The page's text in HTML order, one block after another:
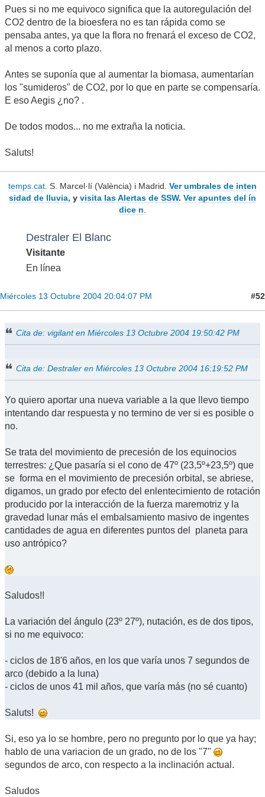
Pues si no me equivoco significa que la autoregulación del
CO2 dentro de la bioesfera no es tan rápida como se
pensaba antes, ya que la flora no frenará el exceso de CO2,
al menos a corto plazo.
Antes se suponía que al aumentar la biomasa, aumentarían
los "sumideros" de CO2, por lo que en parte se compensaría.
E eso Aegis ¿no? .
De todos modos... no me extraña la noticia.
Saluts!
temps.cat . S. Marcel·lí (València) i Madrid. Ver umbrales de inten
sidad de lluvia, y visita las Alertas de SSW. Ver apuntes del ín
dice n
Destraler El Blanc
Visitante
En línea
Miércoles 13 Octubre 2004 20:04:07 PM #52
Cita de: vigilant en Miércoles 13 Octubre 2004 19:50:42 PM
Cita de: Destraler en Miércoles 13 Octubre 2004 16:19:52 PM
Yo quiero aportar una nueva variable a la que llevo tiempo
intentando dar respuesta y no termino de ver si es posible o
no.
Se trata del movimiento de precesión de los equinocios
terrestres: ¿Que pasaría si el cono de 47º (23,5º+23,5º) que
se forma en el movimiento de precesión orbital, se abriese,
digamos, un grado por efecto del enlentecimiento de rotación
producido por la interacción de la fuerza maremotriz y la
gravedad lunar más el embalsamiento masivo de ingentes
cantidades de agua en diferentes puntos del planeta para
uso antrópico?
Saludos!!
La variación del ángulo (23º 27º), nutación, es de dos tipos,
si no me equivoco:
- ciclos de 18'6 años, en los que varía unos 7 segundos de
arco (debido a la luna)
- ciclos de unos 41 mil años, que varía más (no sé cuanto)
Saluts!
Si, eso ya lo se hombre, pero no pregunto por lo que ya hay;
hablo de una variacion de un grado, no de los "7"
segundos de arco, con respecto a la inclinación actual.
Saludos